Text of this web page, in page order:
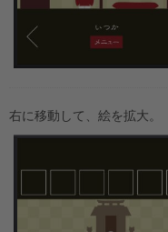
右に移動して、絵を拡大。